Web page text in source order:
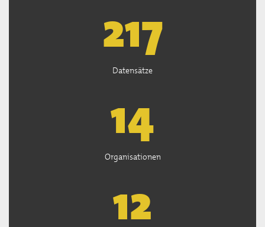
219
Datensätze
14
Organisationen
13